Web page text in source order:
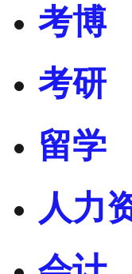
考博
考研
留学
人力